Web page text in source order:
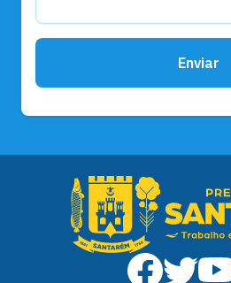
Enviar